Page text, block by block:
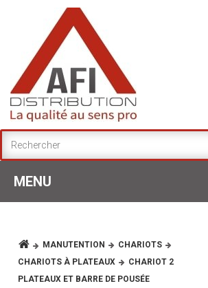
MENU
MANUTENTION
CHARIOTS
CHARIOTS À PLATEAUX
CHARIOT 2
PLATEAUX ET BARRE DE POUSÉE